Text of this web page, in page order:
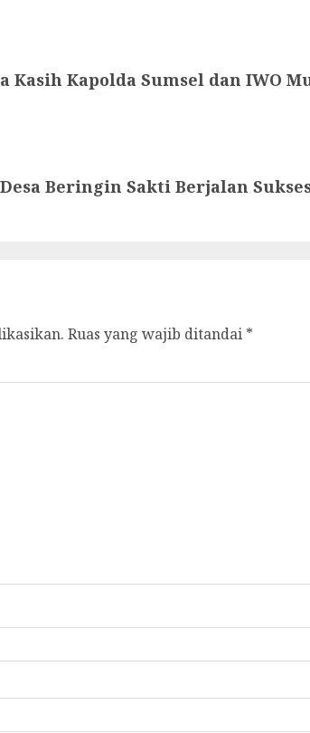
Kapolda Sumsel dan IWO
Beringin Sakti Berjalan
Ruas yang wajib ditandai *